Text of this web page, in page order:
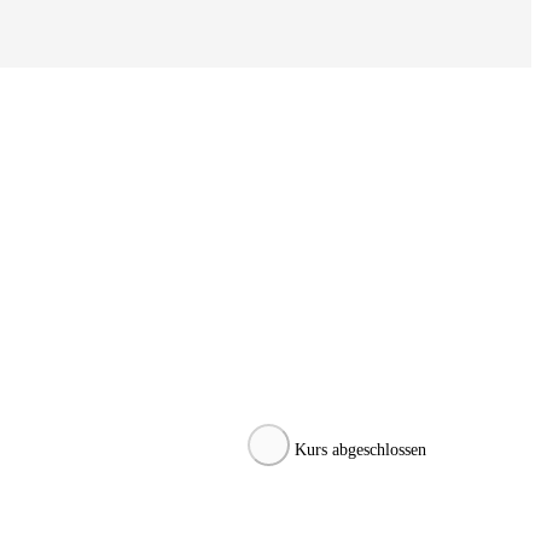
Kurs abgeschlossen